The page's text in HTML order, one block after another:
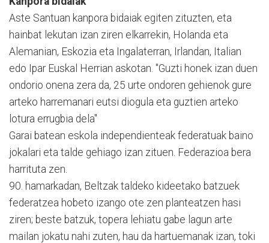
Aste Santuan kanpora bidaiak egiten zituzten, eta
hainbat lekutan izan ziren elkarrekin, Holanda eta
Alemanian, Eskozia eta Ingalaterran, Irlandan, Italian
edo Ipar Euskal Herrian askotan. "Guzti honek izan duen
ondorio onena zera da, 25 urte ondoren gehienok gure
arteko harremanari eutsi diogula eta guztien arteko
lotura errugbia dela"
Garai batean eskola independienteak federatuak baino
jokalari eta talde gehiago izan zituen. Federazioa bera
harrituta zen.
90. hamarkadan, Beltzak taldeko kideetako batzuek
federatzea hobeto izango ote zen planteatzen hasi
ziren; beste batzuk, topera lehiatu gabe lagun arte
mailan jokatu nahi zuten, hau da hartuemanak izan, toki